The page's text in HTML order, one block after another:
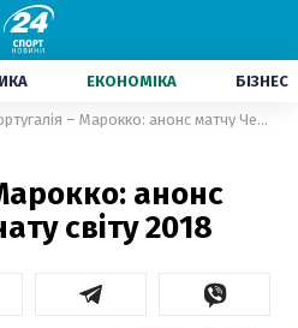
ЕКОНОМІКА БІЗНЕС
Португалія – Марокко: анонс матчу Чемпіонату світу 2018
анонс
світу 2018